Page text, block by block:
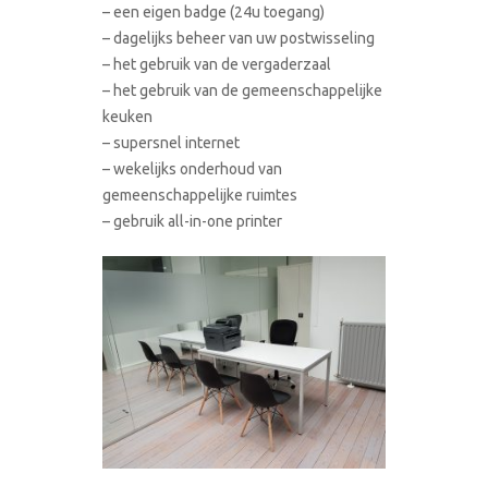
– een eigen badge (24u toegang)
– dagelijks beheer van uw postwisseling
– het gebruik van de vergaderzaal
– het gebruik van de gemeenschappelijke
keuken
– supersnel internet
– wekelijks onderhoud van
gemeenschappelijke ruimtes
– gebruik all-in-one printer